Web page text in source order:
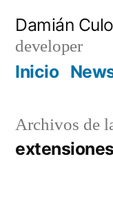
contenido
Damián
developer
Inicio
Archivos de
extensiones